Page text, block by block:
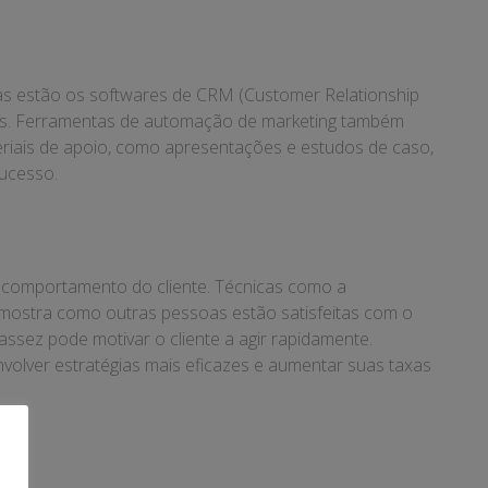
estão os softwares de CRM (Customer Relationship
Ferramentas de automação de marketing também
de apoio, como apresentações e estudos de caso,
do cliente. Técnicas como a
como outras pessoas estão satisfeitas com o
pode motivar o cliente a agir rapidamente.
estratégias mais eficazes e aumentar suas taxas